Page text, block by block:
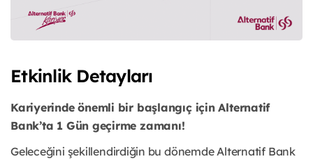
Etkinlik Detayları
Kariyerinde önemli bir başlangıç için Alternatif
Bank’ta 1 Gün geçirme zamanı!
Geleceğini şekillendirdiğin bu dönemde Alternatif Bank